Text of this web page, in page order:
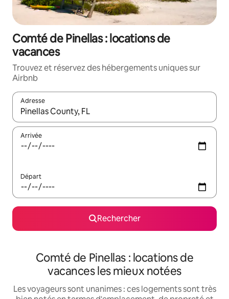
Comté de Pinellas : locations de
vacances
Trouvez et réservez des hébergements uniques sur
Airbnb
Adresse
Lorsque les résultats s'affichent, utilisez les flèches vers le
Arrivée
Départ
Rechercher
Comté de Pinellas : locations de
vacances les mieux notées
Les voyageurs sont unanimes : ces logements sont très